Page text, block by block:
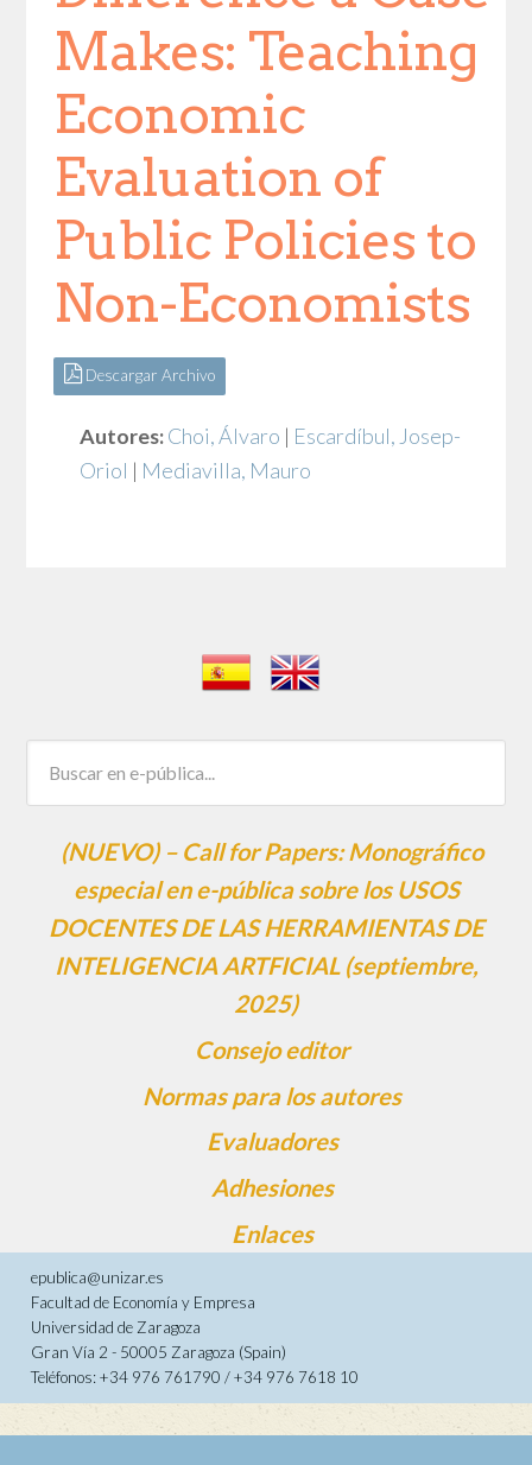
Makes: Teaching
Economic
Evaluation of
Public Policies to
Non-Economists
Descargar Archivo
Autores:Choi, Álvaro | Escardíbul, Josep-
Oriol | Mediavilla, Mauro
(NUEVO) – Call for Papers: Monográfico
especial en e-pública sobre los USOS
DOCENTES DE LAS HERRAMIENTAS DE
INTELIGENCIA ARTFICIAL (septiembre,
2025)
Consejo editor
Normas para los autores
Evaluadores
Adhesiones
Enlaces
epublica@unizar.es
Facultad de Economía y Empresa
Universidad de Zaragoza
Gran Vía 2 - 50005 Zaragoza (Spain)
Teléfonos: +34 976 761790 / +34 976 7618 10